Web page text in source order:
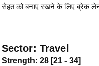
सेहत को बनाए रखने के लिए ब्रेक
Sector: Travel
Strength: 28 [21 - 34]